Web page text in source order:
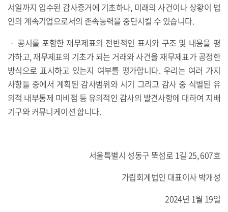
서일까지 입수된 감사증거에 기초하나, 미래의 사건이나 상황이 법
인의 계속기업으로서의 존속능력을 중단시킬 수 있습니다.
ㆍ 공시를 포함한 재무제표의 전반적인 표시와 구조 및 내용을 평
가하고, 재무제표의 기초가 되는 거래와 사건을 재무제표가 공정한
방식으로 표시하고 있는지 여부를 평가합니다. 우리는 여러 가지
사항들 중에서 계획된 감사범위와 시기 그리고 감사 중 식별된 유
의적 내부통제 미비점 등 유의적인 감사의 발견사항에 대하여 지배
기구와 커뮤니케이션 합니다.
서울특별시 성동구 뚝섬로 1길 25, 607호
가립회계법인 대표이사 박개성
2024년 1월 19일